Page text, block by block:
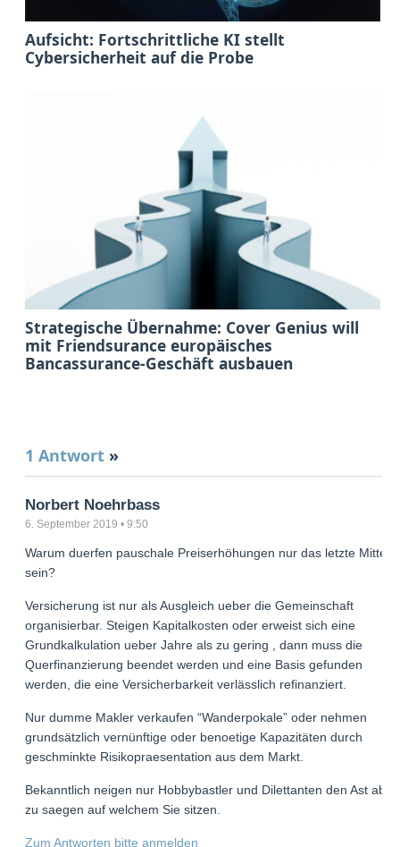
Aufsicht: Fortschrittliche KI stellt
Cybersicherheit auf die Probe
Strategische Übernahme: Cover Genius will
mit Friendsurance europäisches
Bancassurance-Geschäft ausbauen
1 Antwort »
Norbert Noehrbass
6. September 2019 • 9:50
Warum duerfen pauschale Preiserhöhungen nur das letzte Mittel
sein?
Versicherung ist nur als Ausgleich ueber die Gemeinschaft
organisierbar. Steigen Kapitalkosten oder erweist sich eine
Grundkalkulation ueber Jahre als zu gering , dann muss die
Querfinanzierung beendet werden und eine Basis gefunden
werden, die eine Versicherbarkeit verlässlich refinanziert.
Nur dumme Makler verkaufen “Wanderpokale” oder nehmen
grundsätzlich vernünftige oder benoetige Kapazitäten durch
geschminkte Risikopraesentation aus dem Markt.
Bekanntlich neigen nur Hobbybastler und Dilettanten den Ast ab
zu saegen auf welchem Sie sitzen.
Zum Antworten bitte anmelden